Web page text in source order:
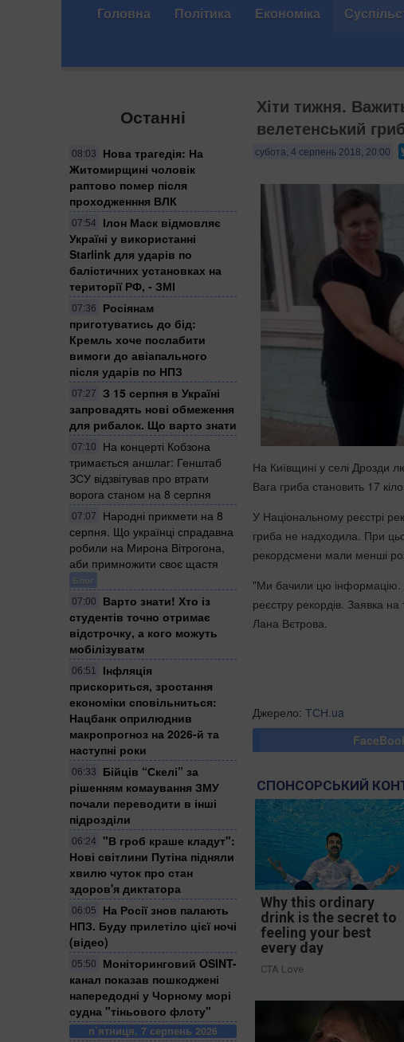
Головна Політика Економіка
Останні
08:03
Нова трагедія: На
Житомирщині чоловік
раптово помер після
проходженння ВЛК
07:54
Ілон Маск відмовляє
Україні у використанні
Starlink для ударів по
балістичних установках на
території РФ, - ЗМІ
07:36
Росіянам
приготуватись до бід:
Кремль хоче послабити
вимоги до авіапального
після ударів по НПЗ
07:27
З 15 серпня в Україні
запровадять нові обмеження
для рибалок. Що варто знати
07:10
На концерті Кобзона
тримається аншлаг: Генштаб
ЗСУ відзвітував про втрати
ворога станом на 8 серпня
07:07
Народні прикмети на 8
серпня. Що українці спрадавна
робили на Мирона Вітрогона,
аби примножити своє щастя
Блог
07:00
Варто знати! Хто із
студентів точно отримає
відстрочку, а кого можуть
мобілізуватм
06:51
Інфляція
прискориться, зростання
економіки сповільниться:
Нацбанк оприлюднив
макропрогноз на 2026-й та
наступні роки
06:33
Бійців “Скелі” за
рішенням комаування ЗМУ
почали переводити в інші
підрозділи
06:24
"В гроб краше кладут":
Нові світлини Путіна підняли
хвилю чуток про стан
здоров'я диктатора
06:05
На Росії знов палають
НПЗ. Буду прилетіло цієї ночі
(відео)
05:50
Моніторинговий OSINT-
канал показав пошкоджені
напередодні у Чорному морі
судна "тіньового флоту"
п’ятниця, 7 серпень 2026
Хіти тижня.
велетенський
субота, 4 серпень 2018, 20:00
На Київщині у селі Дрозди
Вага гриба становить 17
У Національному реєстрі
гриба не надходила. При
рекордсмени мали менші
"Ми бачили цю інформацію.
реєстру рекордів. Заявка
Лана Вєтрова.
Джерело: ТСН.ua
СПОНСОРСЬКИЙ
Why this ordinary
drink is the secret to
feeling your best
every day
CTA Love